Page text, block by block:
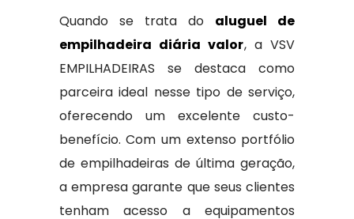
Quando se trata do aluguel de
empilhadeira diária valor, a VSV
EMPILHADEIRAS se destaca como
parceira ideal nesse tipo de serviço,
oferecendo um excelente custo-
benefício. Com um extenso portfólio
de empilhadeiras de última geração,
a empresa garante que seus clientes
tenham acesso a equipamentos